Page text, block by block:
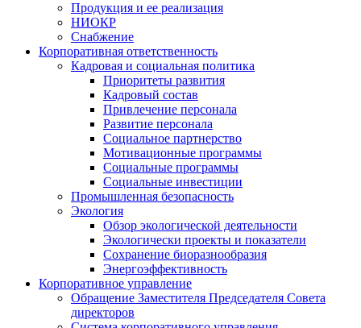
Продукция и ее реализация
НИОКР
Снабжение
Корпоративная ответственность
Кадровая и социальная политика
Приоритеты развития
Кадровый состав
Привлечение персонала
Развитие персонала
Социальное партнерство
Мотивационные программы
Социальные программы
Социальные инвестиции
Промышленная безопасность
Экология
Обзор экологической деятельности
Экологически проекты и показатели
Сохранение биоразнообразия
Энергоэффективность
Корпоративное управление
Обращение Заместителя Председателя Совета
директоров